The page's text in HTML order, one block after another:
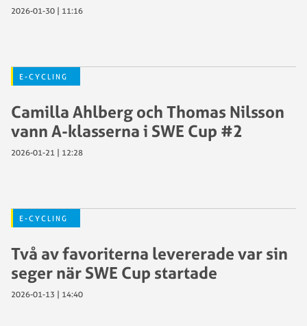
2026-01-30 | 11:16
E-CYCLING
Camilla Ahlberg och Thomas Nilsson
vann A-klasserna i SWE Cup #2
2026-01-21 | 12:28
E-CYCLING
Två av favoriterna levererade var sin
seger när SWE Cup startade
2026-01-13 | 14:40